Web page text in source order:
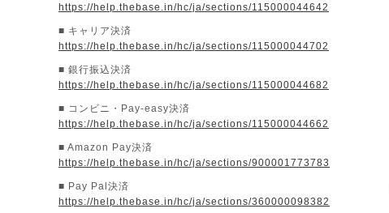
https://help.thebase.in/hc/ja/sections/115000044642
■ キャリア決済
https://help.thebase.in/hc/ja/sections/115000044702
■ 銀行振込決済
https://help.thebase.in/hc/ja/sections/115000044682
■ コンビニ・Pay-easy決済
https://help.thebase.in/hc/ja/sections/115000044662
■ Amazon Pay決済
https://help.thebase.in/hc/ja/sections/900001773783
■ Pay Pal決済
https://help.thebase.in/hc/ja/sections/360000098382